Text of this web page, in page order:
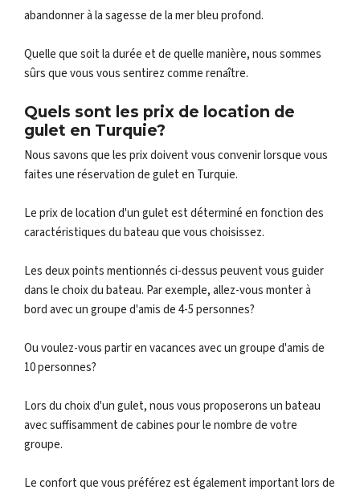
abandonner à la sagesse de la mer bleu profond.
Quelle que soit la durée et de quelle manière, nous sommes
sûrs que vous vous sentirez comme renaître.
Quels sont les prix de location de
gulet en Turquie?
Nous savons que les prix doivent vous convenir lorsque vous
faites une réservation de gulet en Turquie.
Le prix de location d'un gulet est déterminé en fonction des
caractéristiques du bateau que vous choisissez.
Les deux points mentionnés ci-dessus peuvent vous guider
dans le choix du bateau. Par exemple, allez-vous monter à
bord avec un groupe d'amis de 4-5 personnes?
Ou voulez-vous partir en vacances avec un groupe d'amis de
10 personnes?
Lors du choix d'un gulet, nous vous proposerons un bateau
avec suffisamment de cabines pour le nombre de votre
groupe.
Le confort que vous préférez est également important lors de